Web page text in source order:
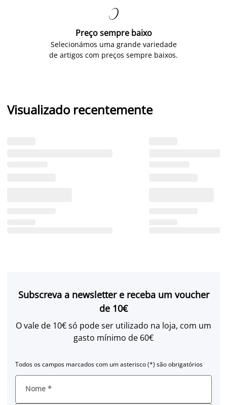

Preço sempre baixo
Selecionámos uma grande variedade
de artigos com preços sempre baixos.
Visualizado recentemente
Subscreva a newsletter e receba um voucher
de 10€
O vale de 10€ só pode ser utilizado na loja, com um
gasto mínimo de 60€
Todos os campos marcados com um asterisco (*) são obrigatórios
Nome *